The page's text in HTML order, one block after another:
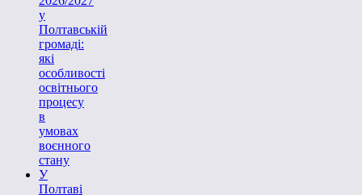
у
Полтавській
громаді:
які
особливості
освітнього
процесу
в
умовах
воєнного
стану
У
Полтаві